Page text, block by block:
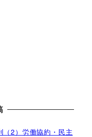
2）労働協約・民主